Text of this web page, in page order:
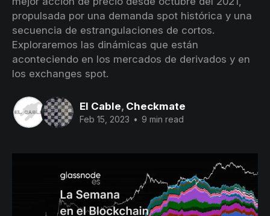
propulsada por una demanda spot histórica y una
secuencia de estrangulaciones de cortos.
Exploraremos las dinámicas que están
aconteciendo en los mercados de derivados y en
los exchanges spot.
El Cable, Checkmate
Feb 15, 2023 • 9 min read